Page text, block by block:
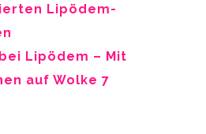
Lipödem-
Lipödem – Mit
auf Wolke 7